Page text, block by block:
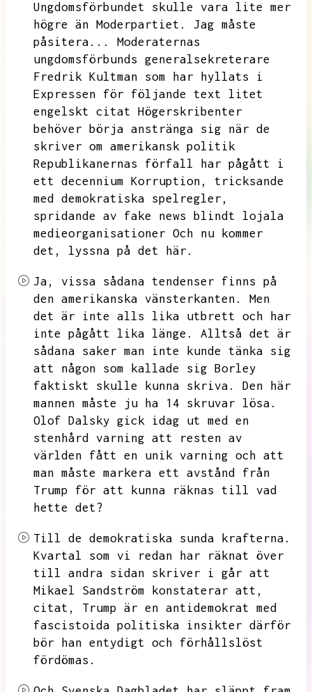
Ungdomsförbundet skulle vara lite mer
högre än Moderpartiet.
Jag måste
påsitera...
Moderaternas
ungdomsförbunds generalsekreterare
Fredrik Kultman som har hyllats i
Expressen för följande text litet
engelskt citat Högerskribenter
behöver börja anstränga sig när de
skriver om amerikansk politik
Republikanernas
förfall har pågått i
ett decennium Korruption,
tricksande
med demokratiska spelregler,
spridande av fake news blindt lojala
medieorganisationer Och nu kommer
det,
lyssna på det här.
Ja,
vissa sådana tendenser finns på
den amerikanska vänsterkanten.
Men
det är inte alls lika utbrett och har
inte pågått lika länge.
Alltså det är
sådana saker man inte kunde tänka sig
att någon som kallade sig Borley
faktiskt skulle kunna skriva.
Den här
mannen måste ju ha 14 skruvar lösa.
Olof Dalsky gick idag ut med en
stenhård varning att resten av
världen fått en unik varning och att
man måste markera ett avstånd från
Trump för att kunna räknas till vad
hette det?
Till de demokratiska sunda krafterna.
Kvartal som vi redan har räknat över
till andra sidan skriver i går att
Mikael Sandström
konstaterar att,
citat,
Trump är en antidemokrat med
fascistoida politiska insikter därför
bör han entydigt och förhållslöst
fördömas.